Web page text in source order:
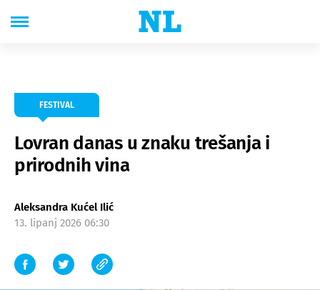
FESTIVAL
Lovran danas u znaku trešanja i
prirodnih vina
Aleksandra Kućel Ilić
13. lipanj 2026 06:30